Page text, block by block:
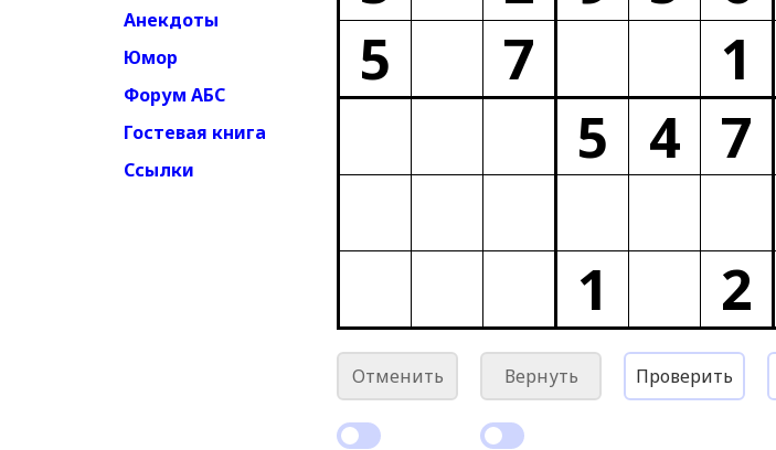
Анекдоты
Юмор
Форум АБС
Гостевая книга
Ссылки
5
7 1
5 4 7
1
2
Отменить Вернуть Проверить